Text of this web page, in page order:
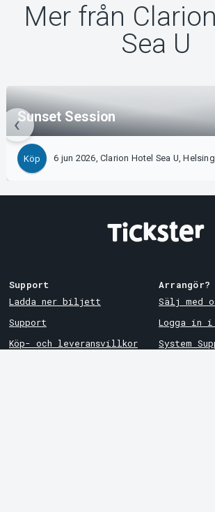
Mer från
Sea U
Sunset Session
Köp 6 jun 2026, Clarion Hotel Sea U,
Support
Ladda ner biljett
Support
Köp- och leveransvillkor
Arrangör?
Sälj med
Logga in i
System